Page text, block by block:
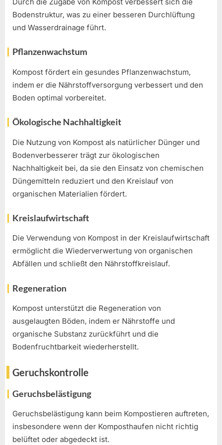
Bodenstruktur, was zu einer besseren Durchlüftung
und Wasserdrainage führt.
Pflanzenwachstum
Kompost fördert ein gesundes Pflanzenwachstum,
indem er die Nährstoffversorgung verbessert und den
Boden optimal vorbereitet.
Ökologische Nachhaltigkeit
Die Nutzung von Kompost als natürlicher Dünger und
Bodenverbesserer trägt zur ökologischen
Nachhaltigkeit bei, da sie den Einsatz von chemischen
Düngemitteln reduziert und den Kreislauf von
organischen Materialien fördert.
Kreislaufwirtschaft
Die Verwendung von Kompost in der Kreislaufwirtschaft
ermöglicht die Wiederverwertung von organischen
Abfällen und schließt den Nährstoffkreislauf.
Regeneration
Kompost unterstützt die Regeneration von
ausgelaugten Böden, indem er Nährstoffe und
organische Substanz zurückführt und die
Bodenfruchtbarkeit wiederherstellt.
Geruchskontrolle
Geruchsbelästigung
Geruchsbelästigung kann beim Kompostieren auftreten,
insbesondere wenn der Komposthaufen nicht richtig
belüftet oder abgedeckt ist.